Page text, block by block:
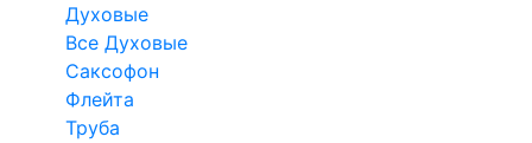
Духовые
Все Духовые
Саксофон
Флейта
Труба